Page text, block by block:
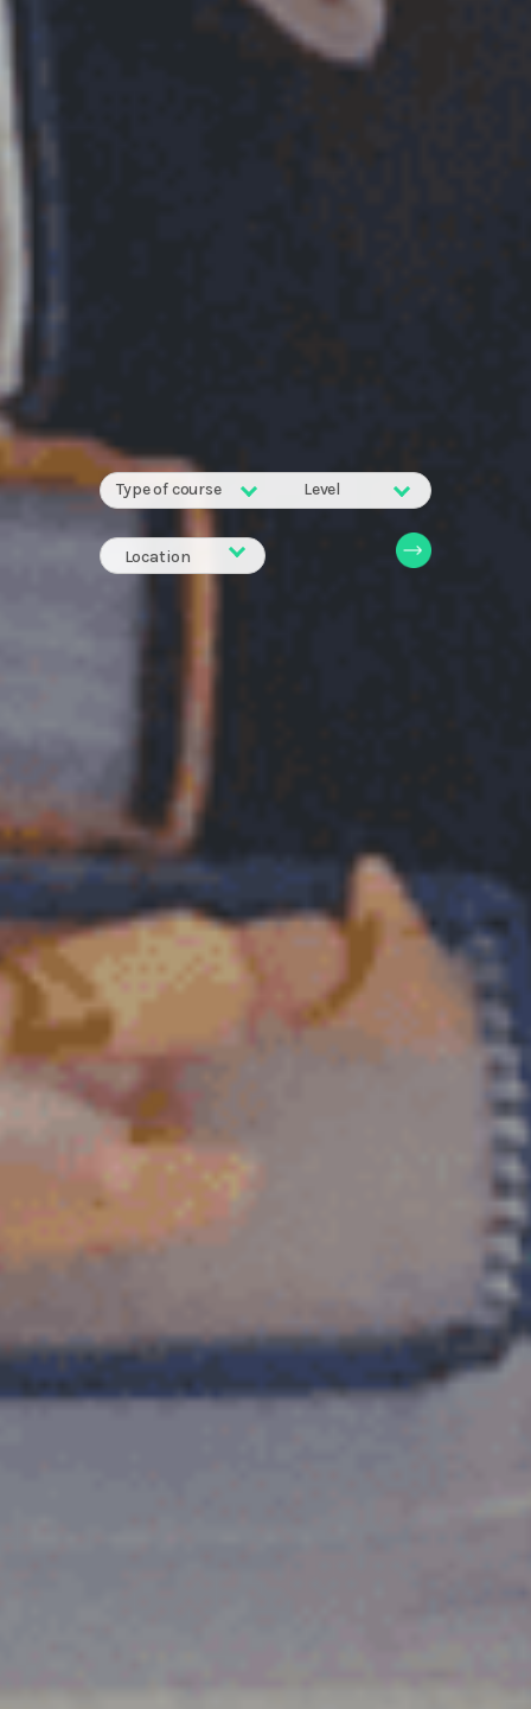
Type of course Level
Location